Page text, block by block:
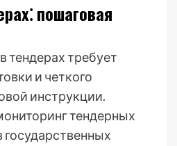
пошаговая
тендерах требует
и четкого
инструкции.
тендерных